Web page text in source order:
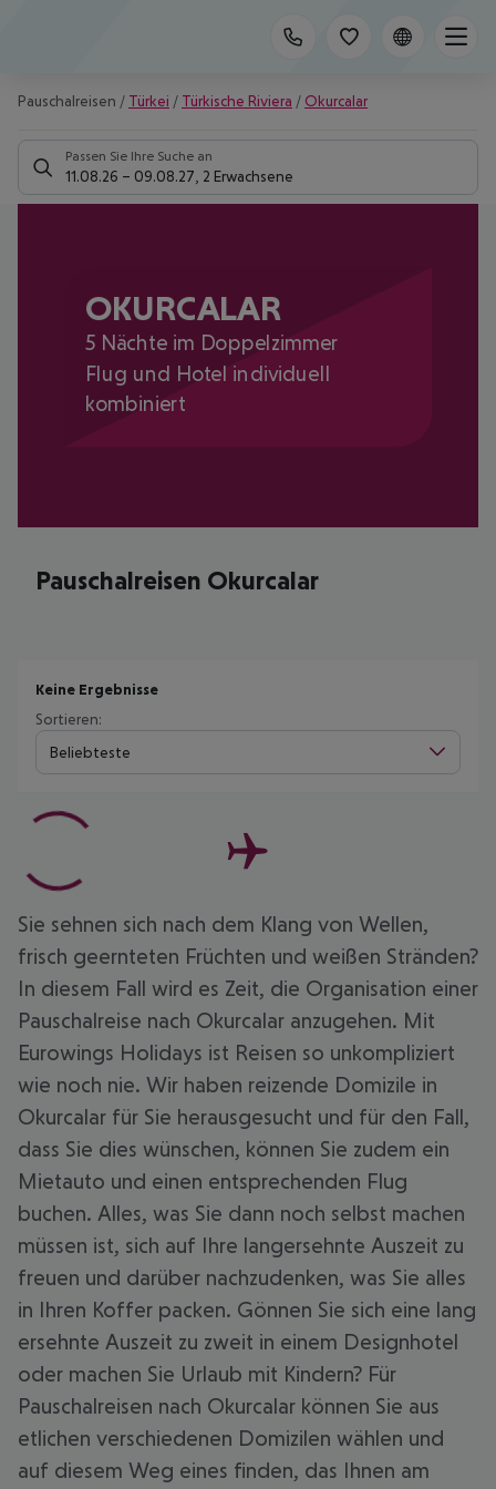
Pauschalreisen / Türkei / Türkische Riviera / Okurcalar
Passen Sie Ihre Suche an
11.08.26 – 09.08.27 2 Erwachsene
OKURCALAR
5 Nächte im Doppelzimmer
Flug und Hotel individuell
kombiniert
Pauschalreisen Okurcalar
Keine Ergebnisse
Sortieren:
Beliebteste
Sie sehnen sich nach dem Klang von Wellen,
frisch geernteten Früchten und weißen Stränden?
In diesem Fall wird es Zeit, die Organisation einer
Pauschalreise nach Okurcalar anzugehen. Mit
Eurowings Holidays ist Reisen so unkompliziert
wie noch nie. Wir haben reizende Domizile in
Okurcalar für Sie herausgesucht und für den Fall,
dass Sie dies wünschen, können Sie zudem ein
Mietauto und einen entsprechenden Flug
buchen. Alles, was Sie dann noch selbst machen
müssen ist, sich auf Ihre langersehnte Auszeit zu
freuen und darüber nachzudenken, was Sie alles
in Ihren Koffer packen. Gönnen Sie sich eine lang
ersehnte Auszeit zu zweit in einem Designhotel
oder machen Sie Urlaub mit Kindern? Für
Pauschalreisen nach Okurcalar können Sie aus
etlichen verschiedenen Domizilen wählen und
auf diesem Weg eines finden, das Ihnen am